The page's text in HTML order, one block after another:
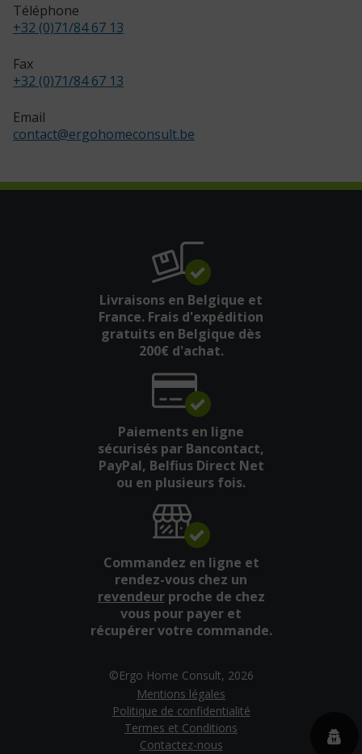
Téléphone
+32 (0)71/84 67 13
Fax
+32 (0)71/84 67 13
Email
contact@ergohomeconsult.be
Livraisons en Belgique et
France. Frais d'expédition
gratuits en Belgique dès
200€ d'achat.
Paiements en ligne
sécurisés par Bancontact,
PayPal, Belfius Direct Net
ou en plusieurs fois.
Commandez en ligne et
rendez-vous chez un
revendeurproche de chez
vous pour payer et
récupérer votre commande.
©Ergo Home Consult, 2026
Mentions légales
Politique de confidentialité
Termes et Conditions
Contactez-nous